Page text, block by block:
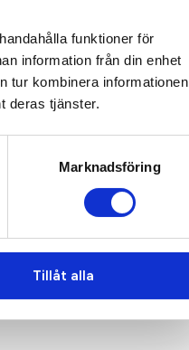
funktioner för
information från din enhet
tur kombinera informationen
deras tjänster.
Marknadsföring
Tillåt alla
mailen.